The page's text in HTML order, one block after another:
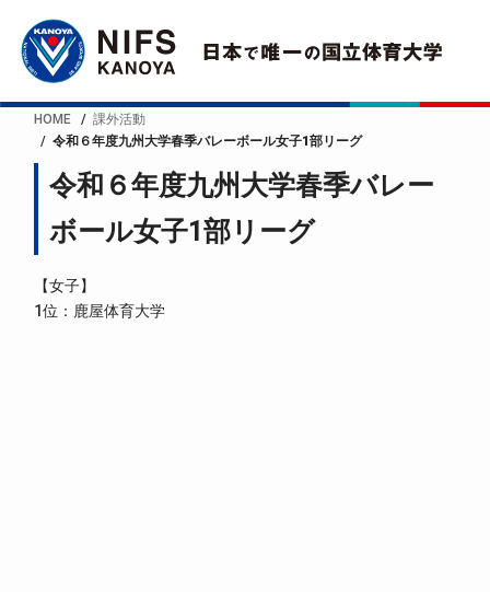
HOME
課外活動
令和６年度九州大学春季バレーボール女子1部リーグ
令和６年度九州大学春季バレー
ボール女子1部リーグ
【女子】
1位：鹿屋体育大学